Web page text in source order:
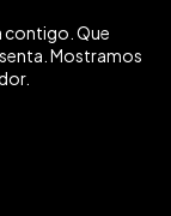
contigo. Que
Mostramos